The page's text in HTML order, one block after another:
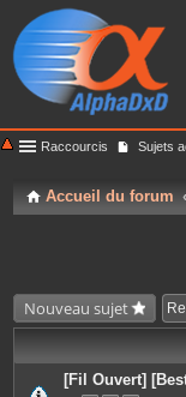
Raccourcis Sujets
Accueil du forum
Nouveau sujet
[Fil Ouvert]